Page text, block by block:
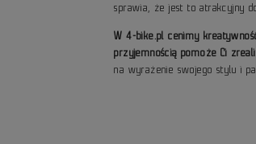
sprawia, że jest to atrakcyjny
W 4-bike.pl cenimy
przyjemnością pomoże Ci
na wyrażenie swojego stylu i